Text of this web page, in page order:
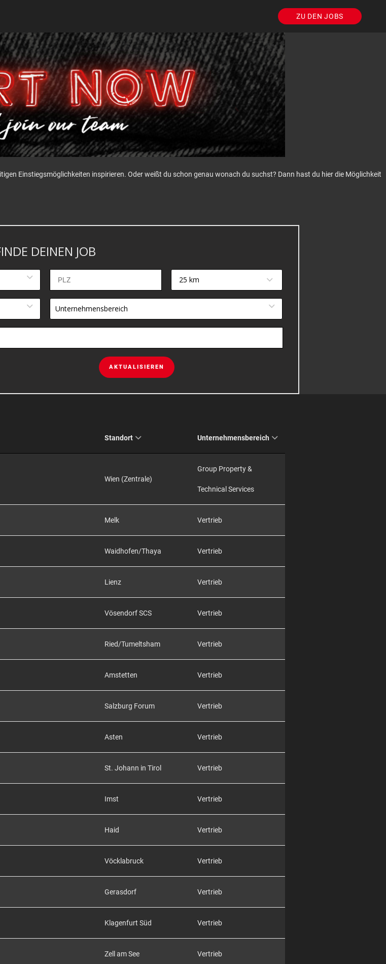
ZU DEN JOBS
Einstiegsmöglichkeiten inspirieren. Oder weißt du schon genau wonach du suchst? Dann hast du hier die Möglichkeit
DEINEN JOB
25 km
Unternehmensbereich
AKTUALISIEREN
Standort Unternehmensbereich
Wien (Zentrale)
Group Property &
Technical Services
Melk Vertrieb
Waidhofen/Thaya Vertrieb
Lienz Vertrieb
Vösendorf SCS Vertrieb
Ried/Tumeltsham Vertrieb
Amstetten Vertrieb
Salzburg Forum Vertrieb
Asten Vertrieb
St. Johann in Tirol Vertrieb
Imst Vertrieb
Haid Vertrieb
Vöcklabruck Vertrieb
Gerasdorf Vertrieb
Klagenfurt Süd Vertrieb
Zell am See Vertrieb